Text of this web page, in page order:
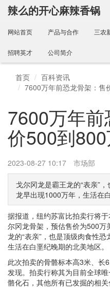
辣么的开心麻辣香锅
网站首页 产品与合作 三农
招聘英才 公司简介
首页
百科资讯
7600万年前恐龙骨架：售
7600万年
价500到
2023-08-27 10:17 市场部
戈尔冈龙是霸王龙的“表亲”
龙早出现1000万年，生活在
据报道，纽约苏富比拍卖行将
尔冈龙骨架，预估售价为500
龙的“表亲”，也是顶级肉食性
生活在白垩纪晚期的北美地区。
此次拍卖的骨骼标本高3米、长
发现。拍卖行称其为目前全球
骼化石，其他所有已发掘的相关